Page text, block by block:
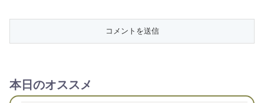
本日のオススメ